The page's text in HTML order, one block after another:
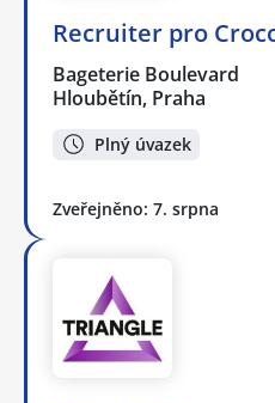
Recruiter pro
Bageterie Boulevard
Hloubětín, Praha
Plný úvazek
Zveřejněno: 7. srpna